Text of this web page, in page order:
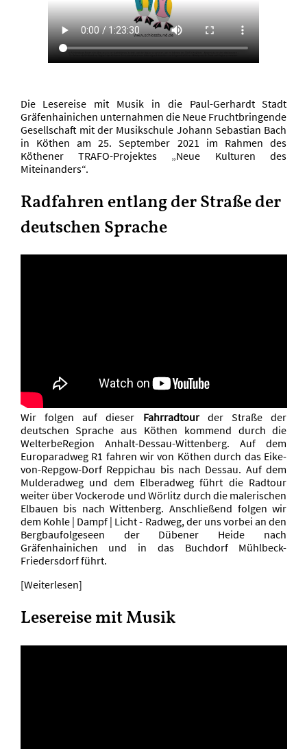
Die Lesereise mit Musik in die Paul-Gerhardt Stadt
Gräfenhainichen unternahmen die Neue Fruchtbringende
Gesellschaft mit der Musikschule Johann Sebastian Bach
in Köthen am 25. September 2021 im Rahmen des
Köthener TRAFO-Projektes „Neue Kulturen des
Miteinanders“.
Radfahren entlang der Straße der
deutschen Sprache
Wir folgen auf dieser Fahrradtourder Straße der
deutschen Sprache aus Köthen kommend durch die
WelterbeRegion Anhalt-Dessau-Wittenberg. Auf dem
Europaradweg R1 fahren wir von Köthen durch das Eike-
von-Repgow-Dorf Reppichau bis nach Dessau. Auf dem
Mulderadweg und dem Elberadweg führt die Radtour
weiter über Vockerode und Wörlitz durch die malerischen
Elbauen bis nach Wittenberg. Anschließend folgen wir
dem Kohle | Dampf | Licht - Radweg, der uns vorbei an den
Bergbaufolgeseen der Dübener Heide nach
Gräfenhainichen und in das Buchdorf Mühlbeck-
Friedersdorf führt.
[Weiterlesen]
Lesereise mit Musik